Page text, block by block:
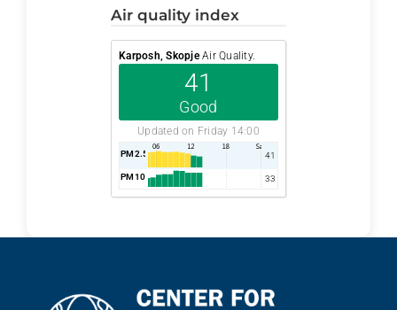
air quality index
Karposh, SkopjeAir Quality.
41
Good
Updated on Friday 14:00
PM2.5AQI 41
PM10 AQI 33